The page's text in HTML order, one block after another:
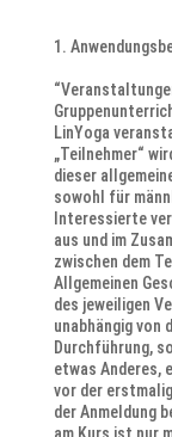
LinYoga
„Teilnehmer“
dieser
sowohl für
Interessierte
aus und im
zwischen dem
Allgemeinen
des jeweiligen
unabhängig von
Durchführung,
etwas Anderes,
vor der
der Anmeldung